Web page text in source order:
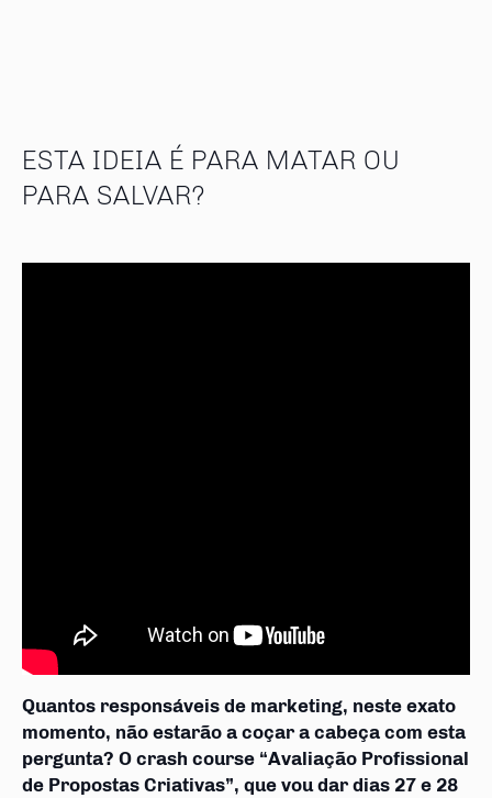
ESTA IDEIA É PARA MATAR OU
PARA SALVAR?
Quantos responsáveis de marketing, neste exato
momento, não estarão a coçar a cabeça com esta
pergunta? O crash course “Avaliação Profissional
de Propostas Criativas”, que vou dar dias 27 e 28